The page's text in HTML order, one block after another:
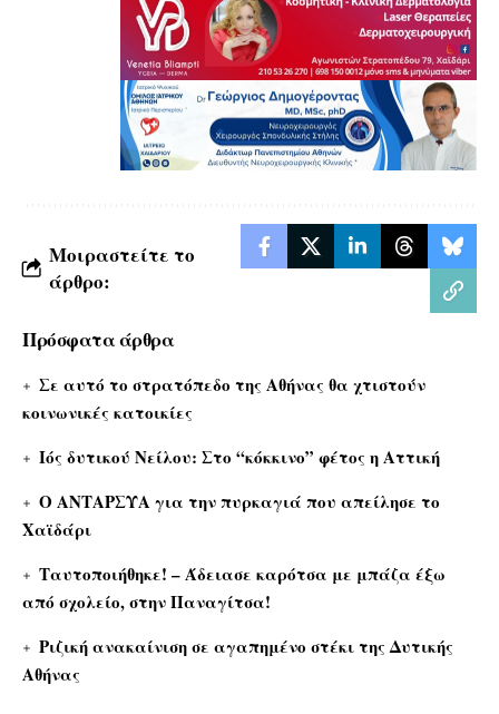
Μοιραστείτε το
άρθρο:
Πρόσφατα άρθρα
Σε αυτό το στρατόπεδο της Αθήνας θα χτιστούν
κοινωνικές κατοικίες
Ιός δυτικού Νείλου: Στο “κόκκινο” φέτος η Αττική
Ο ΑΝΤΑΡΣΥΑ για την πυρκαγιά που απείλησε το
Χαϊδάρι
Ταυτοποιήθηκε! – Άδειασε καρότσα με μπάζα έξω
από σχολείο, στην Παναγίτσα!
Ριζική ανακαίνιση σε αγαπημένο στέκι της Δυτικής
Αθήνας